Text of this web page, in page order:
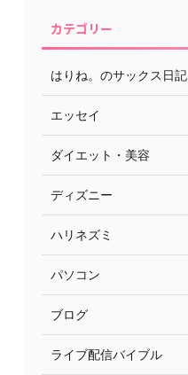
カテゴリー
はりね。のサックス日記
エッセイ
ダイエット・美容
ディズニー
ハリネズミ
パソコン
ブログ
ライブ配信バイブル